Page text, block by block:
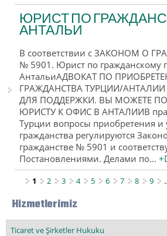
ЮРИСТ ПО
АНТАЛЬИ
В соответствии с ЗАКОНОМ О
№ 5901. Юрист по гражданскому
АнтальиАДВОКАТ ПО
ГРАЖДАНСТВА ТУРЦИИ/
ДЛЯ ПОДДЕРЖКИ. ВЫ МОЖЕТЕ
ЮРИСТУ К ОФИС В АНТАЛИИВ
Турции вопросы приобретения и
гражданства регулируются
гражданстве № 5901 и
Постановлениями. Делами по...
Sayfalar
1 2 3 4 5 6 7 8 9
Hizmetlerimiz
Ticaret ve Şirketler Hukuku